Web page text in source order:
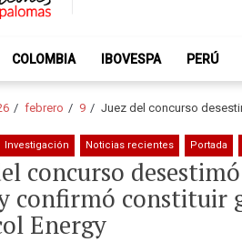
y
COLOMBIA IBOVESPA PERÚ
febrero 9 Juez del concurso
Investigación Noticias recientes Portada
concurso
confirmó constituir
Energy